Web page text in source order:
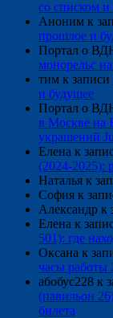
со списком
Аноним к
прошлое и
Портал о
монорельс
тим к записи
и будущее
Портал о
в Москве на
украшений
Елена к
(2024-2025):
Наталья к
София к
Александр к
Елена к
501): где
Оксана к
часы работы
абобус228 к
(павильон
билета